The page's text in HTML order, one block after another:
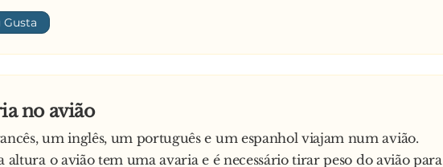
essa m*rda que eu já não posso com esses camelos.
contente a mulher:
Senhor!
no avião
um inglês, um português e um espanhol viajam num avião.
altura o avião tem uma avaria e é necessário tirar peso do avião para